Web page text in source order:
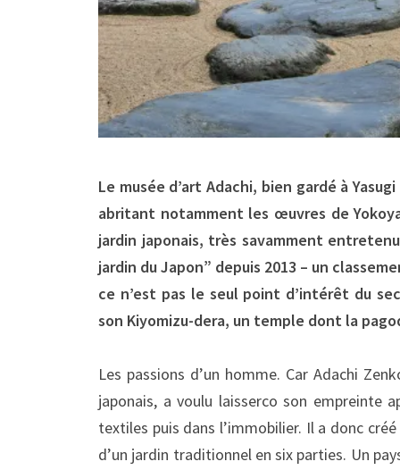
Le musée d’art Adachi, bien gardé à
abritant notamment les œuvres de
jardin japonais, très savamment
jardin du Japon” depuis 2013 – un
ce n’est pas le seul point d’intérêt du
son Kiyomizu-dera, un temple dont la
Les passions d’un homme. Car Adachi
japonais, a voulu laisserco son empreinte
textiles puis dans l’immobilier. Il a donc
d’un jardin traditionnel en six parties. Un